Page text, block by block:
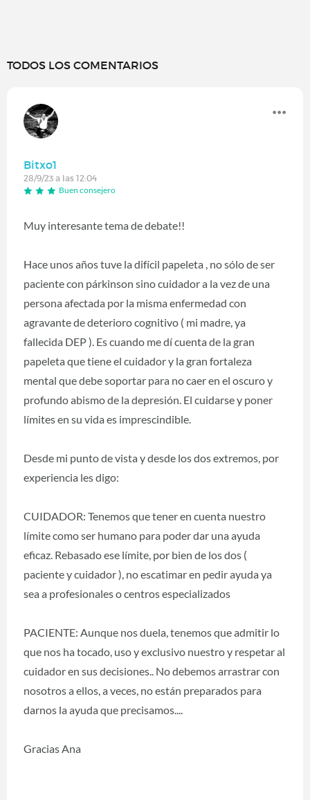
TODOS LOS COMENTARIOS
Bitxo1
28/9/23 a las 12:04
Buen consejero
Muy interesante tema de debate!!
Hace unos años tuve la difícil papeleta , no sólo de ser
paciente con párkinson sino cuidador a la vez de una
persona afectada por la misma enfermedad con
agravante de deterioro cognitivo ( mi madre, ya
fallecida DEP ). Es cuando me dí cuenta de la gran
papeleta que tiene el cuidador y la gran fortaleza
mental que debe soportar para no caer en el oscuro y
profundo abismo de la depresión. El cuidarse y poner
límites en su vida es imprescindible.
Desde mi punto de vista y desde los dos extremos, por
experiencia les digo:
CUIDADOR: Tenemos que tener en cuenta nuestro
límite como ser humano para poder dar una ayuda
eficaz. Rebasado ese límite, por bien de los dos (
paciente y cuidador ), no escatimar en pedir ayuda ya
sea a profesionales o centros especializados
PACIENTE: Aunque nos duela, tenemos que admitir lo
que nos ha tocado, uso y exclusivo nuestro y respetar al
cuidador en sus decisiones.. No debemos arrastrar con
nosotros a ellos, a veces, no están preparados para
darnos la ayuda que precisamos....
Gracias Ana